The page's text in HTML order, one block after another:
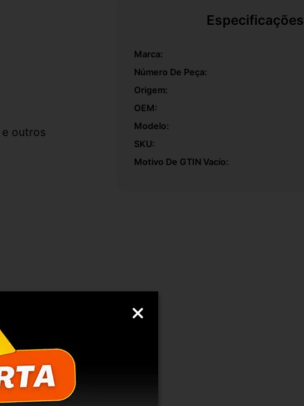
e outros
para realizar
Especificações
Marca:
Número De Peça:
Origem:
OEM:
Modelo:
SKU:
Motivo De GTIN Vacío: